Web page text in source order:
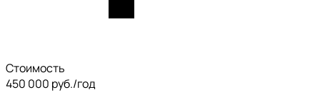
Стоимость
450 000 руб./год